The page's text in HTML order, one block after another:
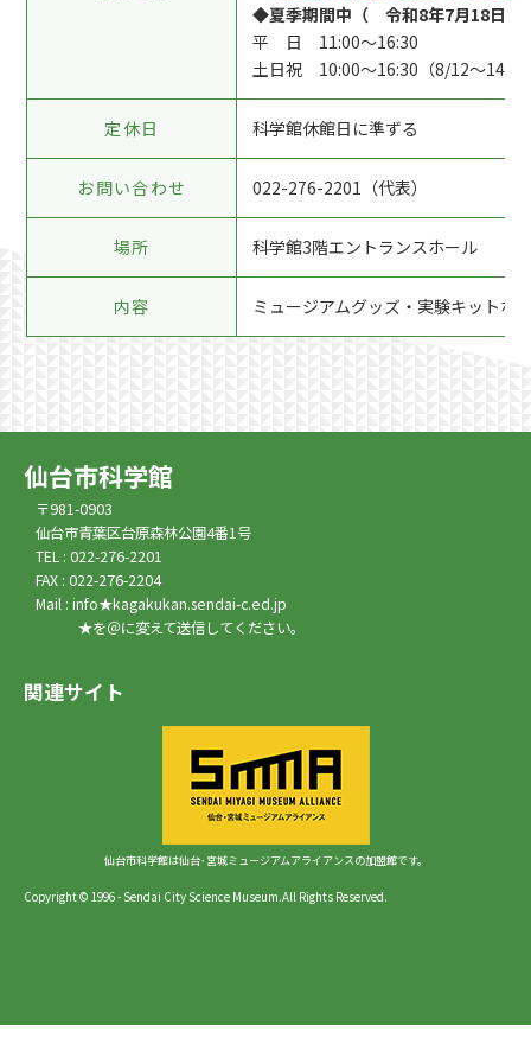
◆夏季期間中（ 令和8年7月18日(
平 日 11:00～16:30
土日祝 10:00～16:30（8/12～14は
定休日 科学館休館日に準ずる
お問い合わせ 022-276-2201（代表）
場所 科学館3階エントランスホール
内容 ミュージアムグッズ・実験キットな
仙台市科学館
〒981-0903
仙台市青葉区台原森林公園4番1号
TEL : 022-276-2201
FAX : 022-276-2204
Mail : info★kagakukan.sendai-c.ed.jp
★を＠に変えて送信してください。
関連サイト
仙台市科学館は仙台･宮城ミュージアムアライアンスの加盟館です。
Copyright © 1996 - Sendai City Science Museum.All Rights Reserved.